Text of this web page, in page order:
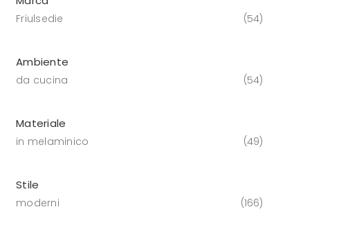
Friulsedie 54
Ambiente
da cucina 54
Materiale
in melaminico 49
Stile
moderni 166